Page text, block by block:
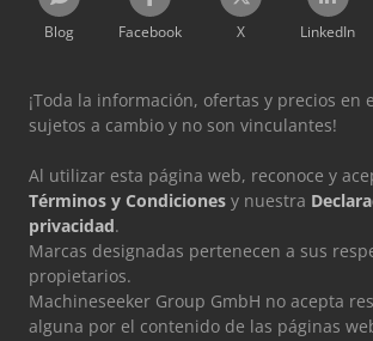
Blog Facebook X LinkedIn
¡Toda la información, ofertas y precios en
sujetos a cambio y no son vinculantes!
Al utilizar esta página web, reconoce y
Términos y Condiciones y nuestra
privacidad.
Marcas designadas pertenecen a sus
propietarios.
Machineseeker Group GmbH no acepta
alguna por el contenido de las páginas